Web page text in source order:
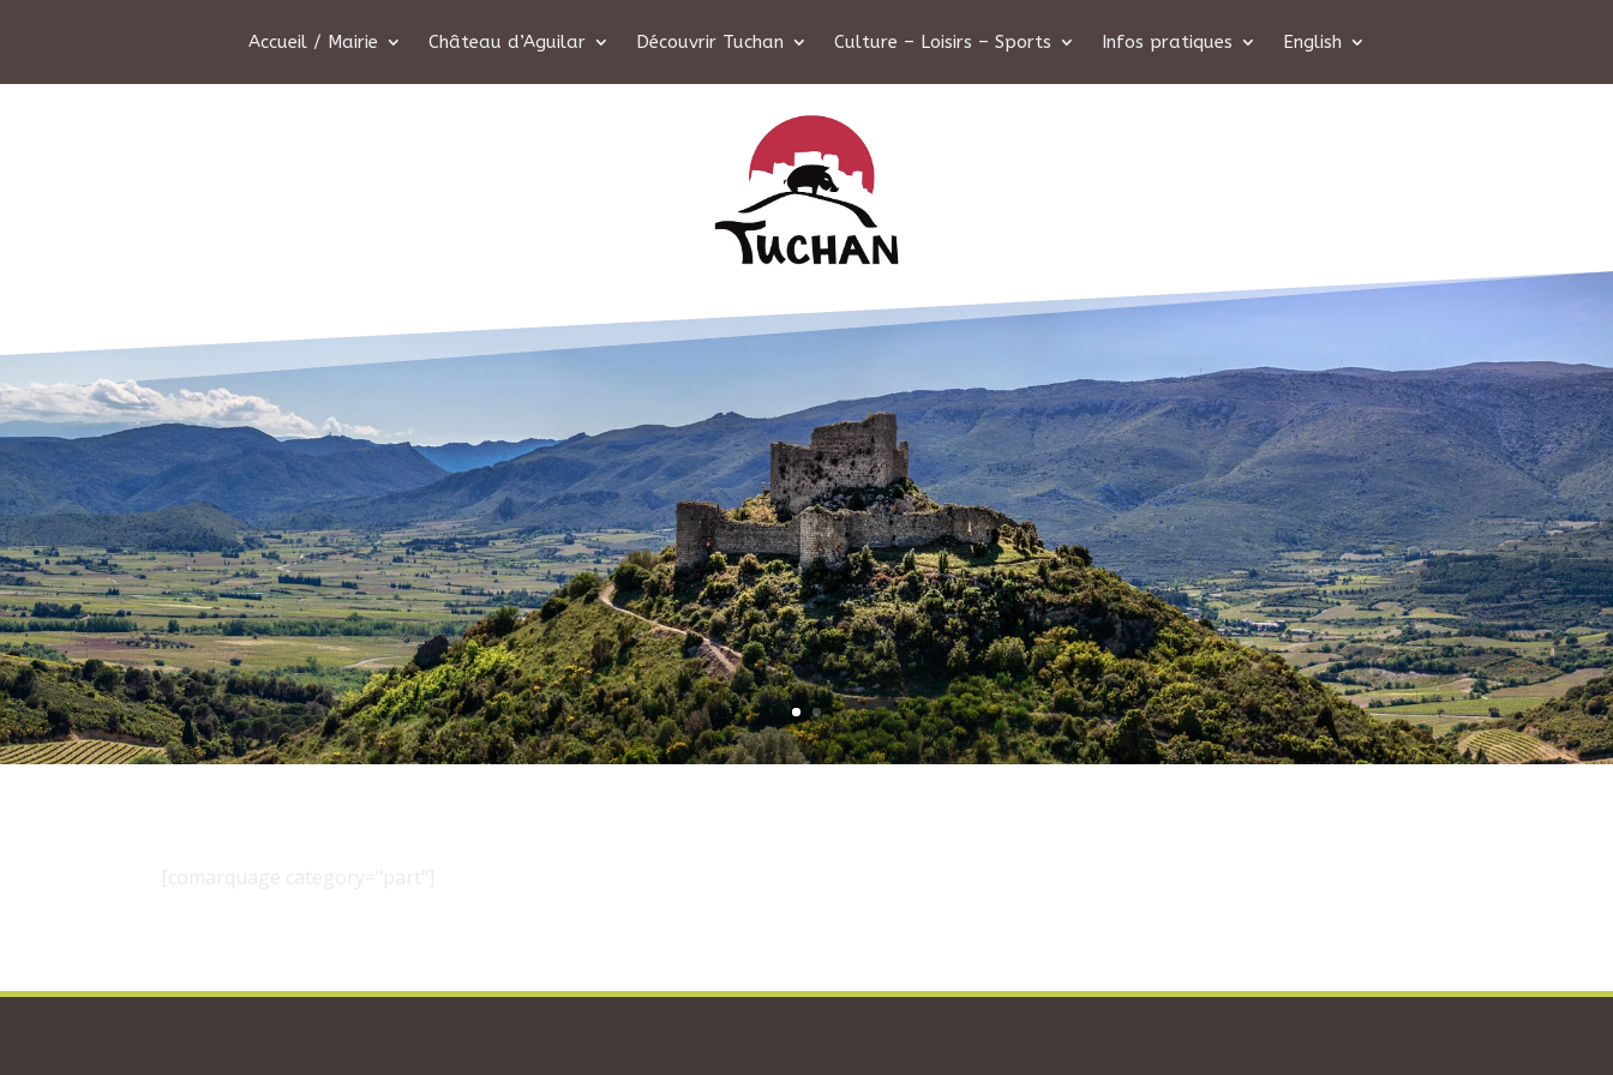
Accueil / Mairie Château d’Aguilar Découvrir Tuchan Culture – Loisirs – Sports Infos pratiques English